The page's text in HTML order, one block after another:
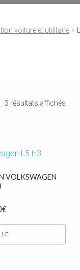
voiture et utilitaire
3 résultats affichés
VOLKSWAGEN
€